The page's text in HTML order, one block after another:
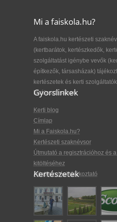
Mi a faiskola.hu?
A faiskola.hu kertészeti
(kertbarátok, kertészkedők,
szolgáltatást igénybe vevők
építkezők, társasházak)
kertészetek és kerti
kiválasztásában.
Gyorslinkek
Kerti blog
Címlap
Mi a Faiskola.hu?
Kertészeti szaknévsor
Útmutató a regisztrációhoz és
kitöltéséhez
Adatkezelési tájékoztató
Kertészetek